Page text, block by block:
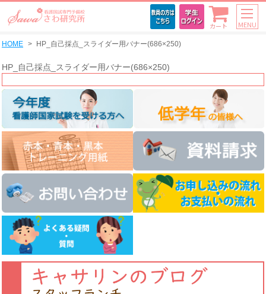
カート MENU
HOME HP_自己採点_スライダー用バナー(686×250)
HP_自己採点_スライダー用バナー(686×250)